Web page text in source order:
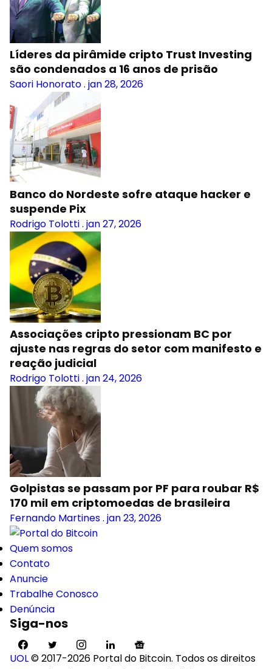
Líderes da pirâmide cripto Trust Investing
são condenados a 16 anos de prisão
Saori Honorato.jan 28, 2026
Banco do Nordeste sofre ataque hacker e
suspende Pix
Rodrigo Tolotti.jan 27, 2026
Associações cripto pressionam BC por
ajuste nas regras do setor com manifesto e
reação judicial
Rodrigo Tolotti .jan 24, 2026
Golpistas se passam por PF para roubar R$
170 mil em criptomoedas de brasileira
Fernando Martines
Quem somos
Contato
Anuncie
Trabalhe Conosco
Siga-nos